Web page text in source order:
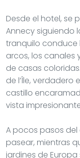
Desde el hotel, se
Annecy siguiendo
tranquilo conduce
arcos, los canales
de casas
de l’Île,
castillo
vista
A pocos pasos del
pasear, mientras
jardines de